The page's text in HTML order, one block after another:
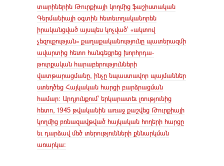
տարիներին Թուրքիայի կողմից ֆաշիստական
Գերմանիայի օգտին հետեւողականորեն
իրականցված այսպես կոչված՝ «ակտով
չեզուքության» քաղաքականությունը պատերազմի
ավարտից հետո հանգեցրեց խորհրդա-
թուրքական հարաբերությունների
վատթարացմանը, ինչը նպաստավոր պայմաններ
ստեղծեց Հայկական հարցի բարձրացման
համար: Արդյունքում՝ երկարատեւ լռությունից
հետո, 1945 թվականին առաջ քաշվեց Թուրքիայի
կողմից բռնազավթված հայկական հողերի հարցը
եւ դարձավ մեծ տերությունների քննարկման
առարկա: